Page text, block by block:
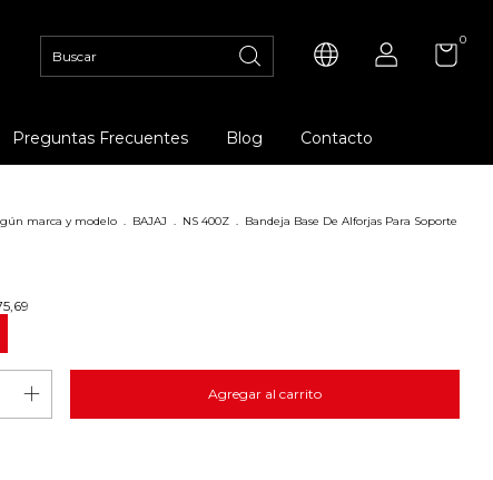
0
Preguntas Frecuentes Blog Contacto
marca y modelo . BAJAJ . NS 400Z . Bandeja Base De Alforjas Para Soporte